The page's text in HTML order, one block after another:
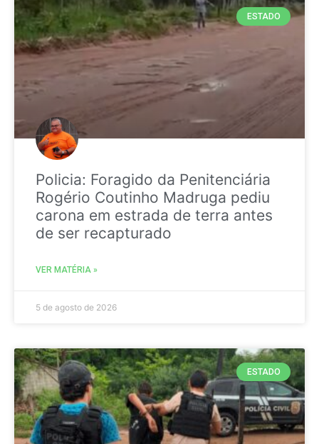
ESTADO
Policia: Foragido da Penitenciária
Rogério Coutinho Madruga pediu
carona em estrada de terra antes
de ser recapturado
VER MATÉRIA »
5 de agosto de 2026
ESTADO